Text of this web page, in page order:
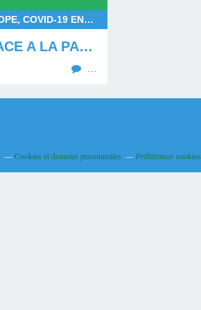
COVID-19 EN EUROPE, COVID-19 EN AFRIQUE, COVID-19, ETATS-UNIS, ETUDES
LE MONDE FACE A LA PANDÉMIE DU COVID-19 AU 31 DÉCEMBRE 2021
…
Cookies et données personnelles Préférences cookies